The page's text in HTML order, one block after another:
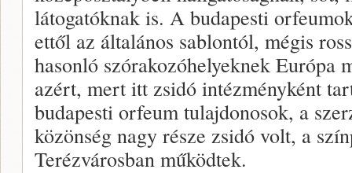
látogatóknak is. A budapesti
ettől az általános sablontól, mégis
hasonló szórakozóhelyeknek Európa
azért, mert itt zsidó intézményként
budapesti orfeum tulajdonosok, a
közönség nagy része zsidó volt, a
Terézvárosban működtek.